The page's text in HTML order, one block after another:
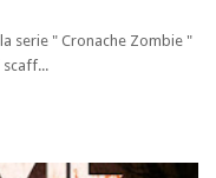
serie " Cronache Zombie "
scaff...